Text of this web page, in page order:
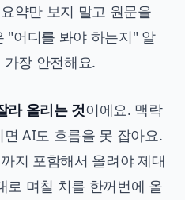
약만 보지 말고 원문을
"어디를 봐야 하는지" 알
장 안전해요.
라 올리는 것이에요. 맥락
AI도 흐름을 못 잡아요.
지 포함해서 올려야 제대
로 며칠 치를 한꺼번에 올